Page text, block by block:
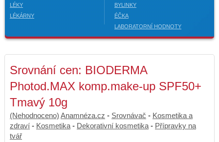
LÉKY
LÉKÁRNY
BYLINKY
ÉČKA
LABORATORNÍ HODNOTY
Srovnání cen: BIODERMA
Photod.MAX komp.make-up SPF50+
Tmavý 10g
(Nehodnoceno) Anamnéza.cz - Srovnávač - Kosmetika a
zdraví - Kosmetika - Dekorativní kosmetika - Přípravky na
tvář